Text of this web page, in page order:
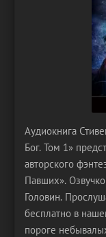
Аудиокнига
Бог. Том 1»
авторского
Павших».
Головин.
бесплатно в
пороге